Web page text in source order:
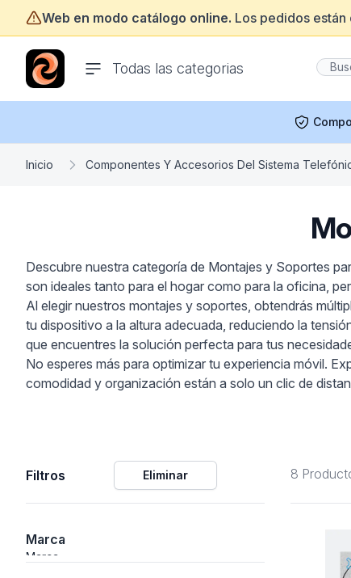
Web en modo catálogo online. Los pedidos
Todas las categorias
ofertasinformatica.com
Inicio Componentes Y Accesorios Del Sistema
Descubre nuestra categoría de Montajes y Soportes
son ideales tanto para el hogar como para la oficina,
Al elegir nuestros montajes y soportes, obtendrás
tu dispositivo a la altura adecuada, reduciendo la
que encuentres la solución perfecta para tus
No esperes más para optimizar tu experiencia móvil.
comodidad y organización están a solo un clic de
Filtros Eliminar
Marca
Marca
8